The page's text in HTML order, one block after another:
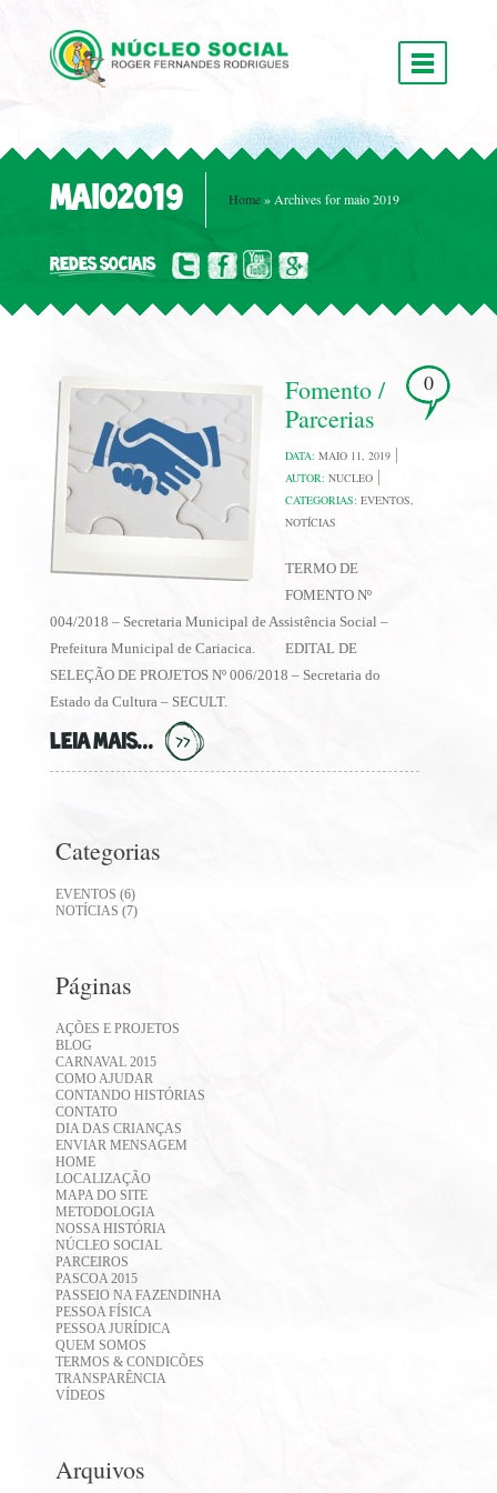
MAIO2019 Home »Archives for maio 2019
REDES SOCIAIS
Fomento /
Parcerias
DATA: MAIO 11, 2019
AUTOR: NUCLEO
CATEGORIAS: EVENTOS,
NOTÍCIAS
0
TERMO DE
FOMENTO Nº
004/2018 – Secretaria Municipal de Assistência Social –
Prefeitura Municipal de Cariacica. EDITAL DE
SELEÇÃO DE PROJETOS Nº 006/2018 – Secretaria do
Estado da Cultura – SECULT.
LEIA MAIS...
Categorias
EVENTOS (6)
NOTÍCIAS (7)
Páginas
AÇÕES E PROJETOS
BLOG
CARNAVAL 2015
COMO AJUDAR
CONTANDO HISTÓRIAS
CONTATO
DIA DAS CRIANÇAS
ENVIAR MENSAGEM
HOME
LOCALIZAÇÃO
MAPA DO SITE
METODOLOGIA
NOSSA HISTÓRIA
NÚCLEO SOCIAL
PARCEIROS
PASCOA 2015
PASSEIO NA FAZENDINHA
PESSOA FÍSICA
PESSOA JURÍDICA
QUEM SOMOS
TERMOS & CONDICÕES
TRANSPARÊNCIA
VÍDEOS
Arquivos